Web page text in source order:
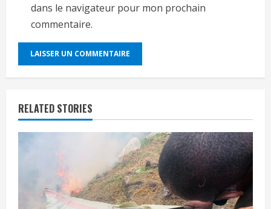
dans le navigateur pour mon prochain
commentaire.
RELATED STORIES